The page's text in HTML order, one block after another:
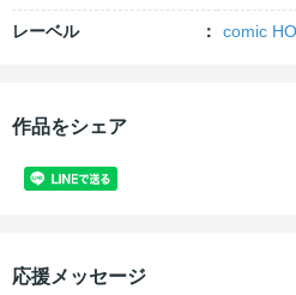
レーベル comic
作品をシェア
応援メッセージ